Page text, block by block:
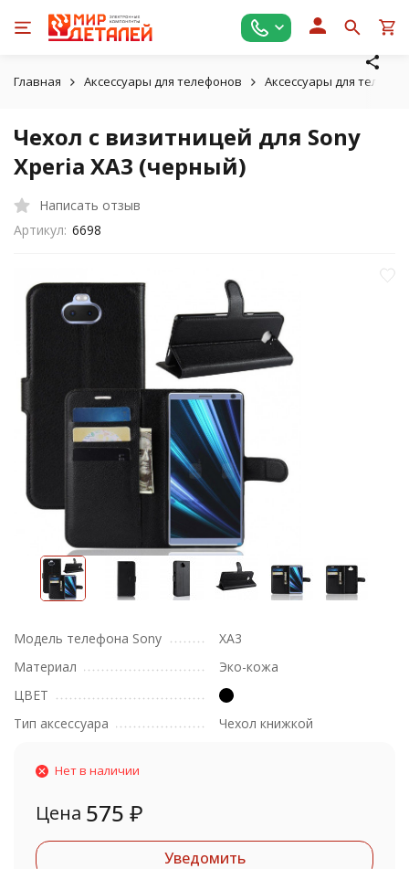
Главная Аксессуары для телефонов Аксессуары для
Чехол с визитницей для Sony
Xperia XA3 (черный)
Написать отзыв
Артикул: 6698
Модель телефона Sony
XA3
Материал
Эко-кожа
ЦВЕТ
Тип аксессуара
Чехол книжкой
Нет в наличии
Цена 575 ₽
Уведомить